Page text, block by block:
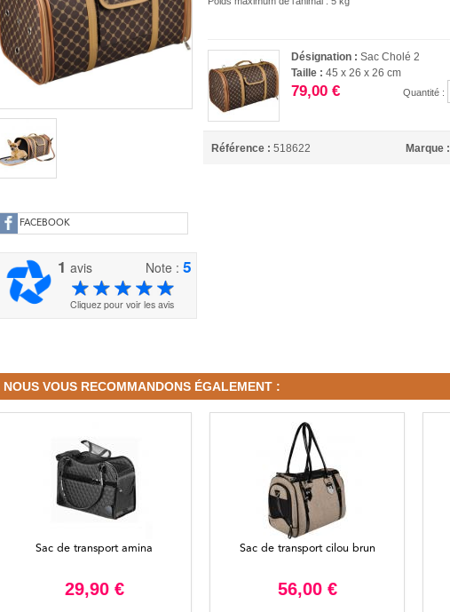
FACEBOOK
1 avis Note :5
Cliquez pour voir les avis
Désignation :Sac Cholé 2
Taille :45 x 26 x 26 cm
79,00 € Quantité :
Référence : 518622 Marque :
NOUS VOUS RECOMMANDONS ÉGALEMENT :
Sac de transport amina
29,90 €
Sac de transport cilou brun
56,00 €